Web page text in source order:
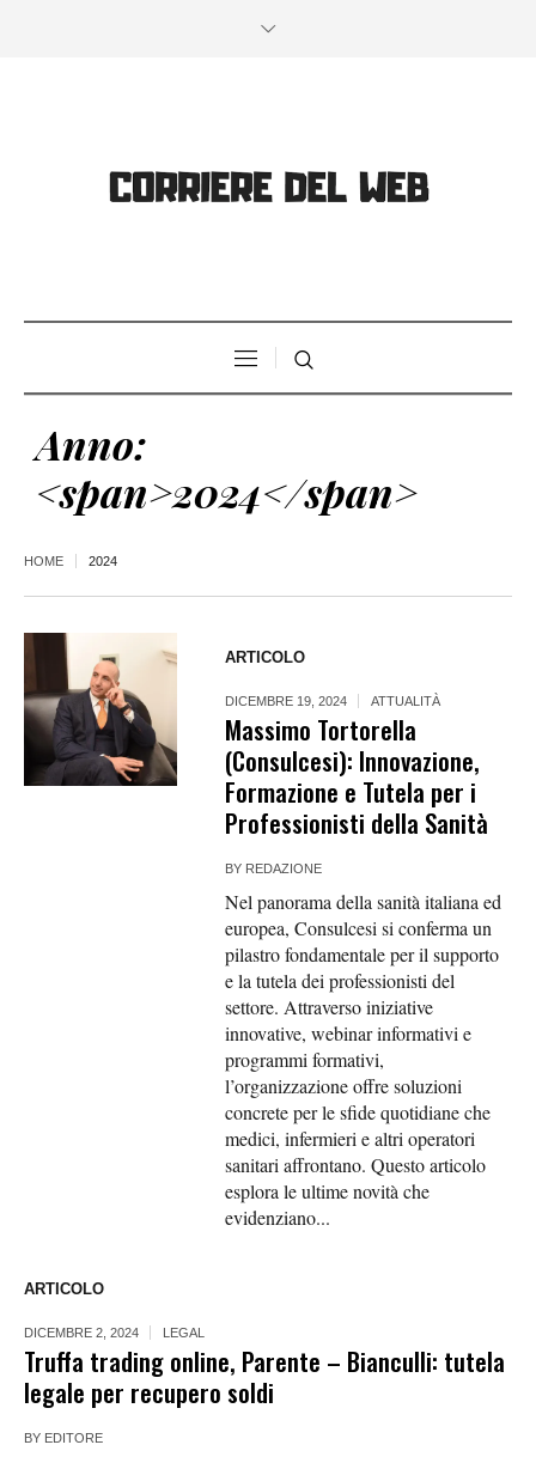
Anno:
<span>2024</span>
HOME 2024
ARTICOLO
DICEMBRE 19, 2024 ATTUALITÀ
Massimo Tortorella
(Consulcesi): Innovazione,
Formazione e Tutela per i
Professionisti della Sanità
BY REDAZIONE
Nel panorama della sanità italiana ed
europea, Consulcesi si conferma un
pilastro fondamentale per il supporto
e la tutela dei professionisti del
settore. Attraverso iniziative
innovative, webinar informativi e
programmi formativi,
l’organizzazione offre soluzioni
concrete per le sfide quotidiane che
medici, infermieri e altri operatori
sanitari affrontano. Questo articolo
esplora le ultime novità che
evidenziano...
ARTICOLO
DICEMBRE 2, 2024 LEGAL
Truffa trading online, Parente – Bianculli: tutela
legale per recupero soldi
BY EDITORE